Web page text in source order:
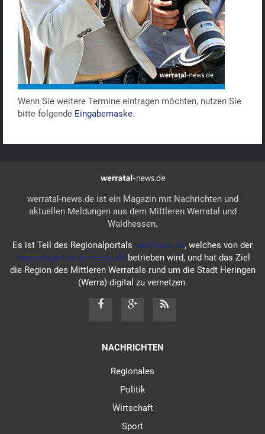
Wenn Sie weitere Termine eintragen möchten, nutzen Sie
bitte folgende Eingabemaske.
werratal-news.de ist ein Magazin mit Nachrichten und
aktuellen Meldungen aus dem Mittleren Werratal und
Waldhessen.
Es ist Teil des Regionalportals werraweb.de, welches von der
Internetagentur dd-media.debetrieben wird, und hat das Ziel
die Region des Mittleren Werratals rund um die Stadt Heringen
(Werra) digital zu vernetzen.
NACHRICHTEN
Regionales
Politik
Wirtschaft
Sport